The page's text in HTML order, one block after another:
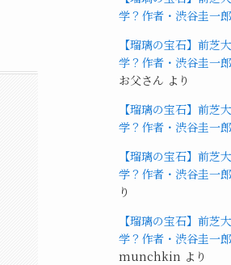
学？作者・渋谷圭一
【瑠璃の宝石】前芝
学？作者・渋谷圭一
お父さん より
【瑠璃の宝石】前芝
学？作者・渋谷圭一
【瑠璃の宝石】前芝
学？作者・渋谷圭一
り
【瑠璃の宝石】前芝
学？作者・渋谷圭一
munchkin より